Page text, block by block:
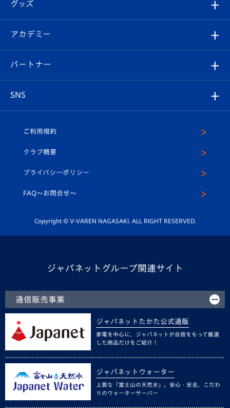
チケット
イベント
メディア
ホームタウン
スタッフプロフィール
マスコット紹介
平和祈念活動
ホームタウン活動
Revive Team
ヴィヴィくんの長崎おもてなしガイド
フォトギャラリー
スタジアムグルメ
V-LOVERS（ファンクラブ）
プレイヤーズスイート
グッズ
オンラインショップ
店舗情報
アカデミー
育成からのお知らせ
U-18
スクール
パートナー
SNS
ヴィヴィくんインスタグラム
公式LINE＠
ご利用規約
クラブ概要
プライバシーポリシー
FAQ〜お問合せ〜
Copyright © V-VAREN NAGASAKI. ALL RIGHT RESERVED.
ジャパネットグループ関連サイト
通信販売事業
ジャパネットたかた公式通販
家電を中心に、ジャパネットが自信をもって厳選
した商品だけをご紹介！
ジャパネットウォーター
上質な「富士山の天然水」。安心・安全、こだわ
りのウォーターサーバー